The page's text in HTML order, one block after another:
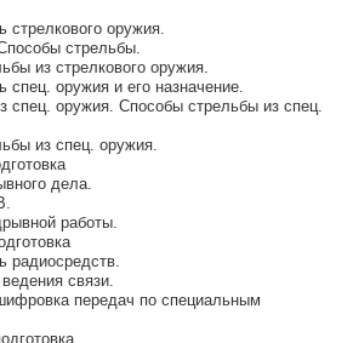
стрелкового оружия.
стрельбы.
из стрелкового оружия.
спец. оружия и его назначение.
спец. оружия. Способы стрельбы из спец.
из спец. оружия.
дела.
работы.
радиосредств.
связи.
передач по специальным